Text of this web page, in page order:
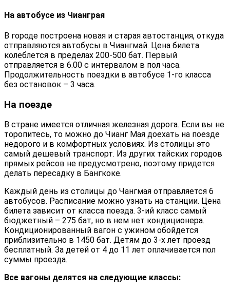
На автобусе из Чианграя
В городе построена новая и старая автостанция, откуда
отправляются автобусы в Чиангмай. Цена билета
колеблется в пределах 200-500 бат. Первый
отправляется в 6.00 с интервалом в пол часа.
Продолжительность поездки в автобусе 1-го класса
без остановок – 3 часа.
На поезде
В стране имеется отличная железная дорога. Если вы не
торопитесь, то можно до Чианг Мая доехать на поезде
недорого и в комфортных условиях. Из столицы это
самый дешевый транспорт. Из других тайских городов
прямых рейсов не предусмотрено, поэтому придется
делать пересадку в Бангкоке.
Каждый день из столицы до Чангмая отправляется 6
автобусов. Расписание можно узнать на станции. Цена
билета зависит от класса поезда. 3-ий класс самый
бюджетный – 275 бат, но в нем нет кондиционера.
Кондиционированный вагон с ужином обойдется
приблизительно в 1450 бат. Детям до 3-х лет проезд
бесплатный. За детей от 4 до 11 лет оплачивается пол
суммы проезда.
Все вагоны делятся на следующие классы: